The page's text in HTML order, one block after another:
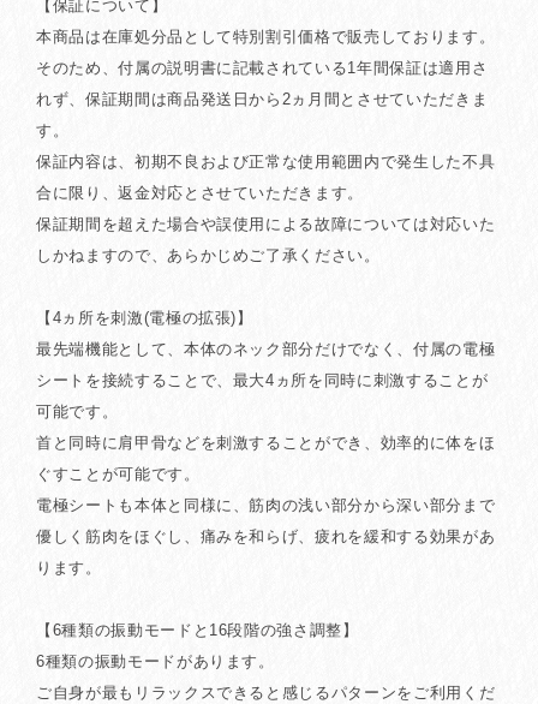
【保証について】
本商品は在庫処分品として特別割引価格で販売しております。
そのため、付属の説明書に記載されている1年間保証は適用さ
れず、保証期間は商品発送日から2ヵ月間とさせていただきま
す。
保証内容は、初期不良および正常な使用範囲内で発生した不具
合に限り、返金対応とさせていただきます。
保証期間を超えた場合や誤使用による故障については対応いた
しかねますので、あらかじめご了承ください。
【4ヵ所を刺激(電極の拡張)】
最先端機能として、本体のネック部分だけでなく、付属の電極
シートを接続することで、最大4ヵ所を同時に刺激することが
可能です。
首と同時に肩甲骨などを刺激することができ、効率的に体をほ
ぐすことが可能です。
電極シートも本体と同様に、筋肉の浅い部分から深い部分まで
優しく筋肉をほぐし、痛みを和らげ、疲れを緩和する効果があ
ります。
【6種類の振動モードと16段階の強さ調整】
6種類の振動モードがあります。
ご自身が最もリラックスできると感じるパターンをご利用くだ